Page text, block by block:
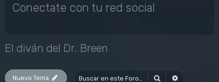
Conectate con tu red social
El diván del Dr. Breen
Nuevo Tema Buscar Búsqueda